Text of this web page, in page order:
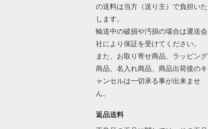
の送料は当方（送り主）で負担いた
します。
輸送中の破損や汚損の場合は運送会
社により保証を受けてください。
また、お取り寄せ商品、ラッピング
商品、名入れ商品、商品出荷後のキ
ャンセルは一切承る事が出来ませ
ん。
返品送料